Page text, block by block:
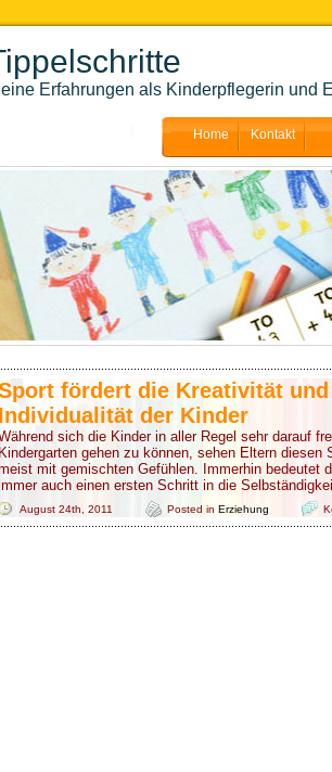
Erfahrungen als Kinderpflegerin und
Home Kontakt
fördert die Kreativität
Individualität der Kinder
sich die Kinder in aller Regel sehr darauf
Kindergarten gehen zu können, sehen Eltern diesen
mit gemischten Gefühlen. Immerhin bedeutet
auch einen ersten Schritt in die
August 24th, 2011 Posted in Erziehung